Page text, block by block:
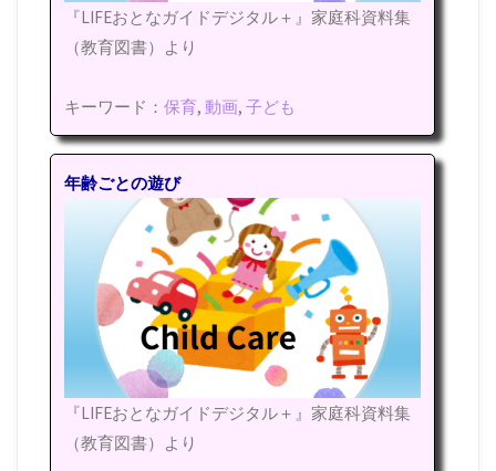
『LIFEおとなガイドデジタル＋』家庭科資料集
（教育図書）より
キーワード：保育,動画,子ども
年齢ごとの遊び
『LIFEおとなガイドデジタル＋』家庭科資料集
（教育図書）より